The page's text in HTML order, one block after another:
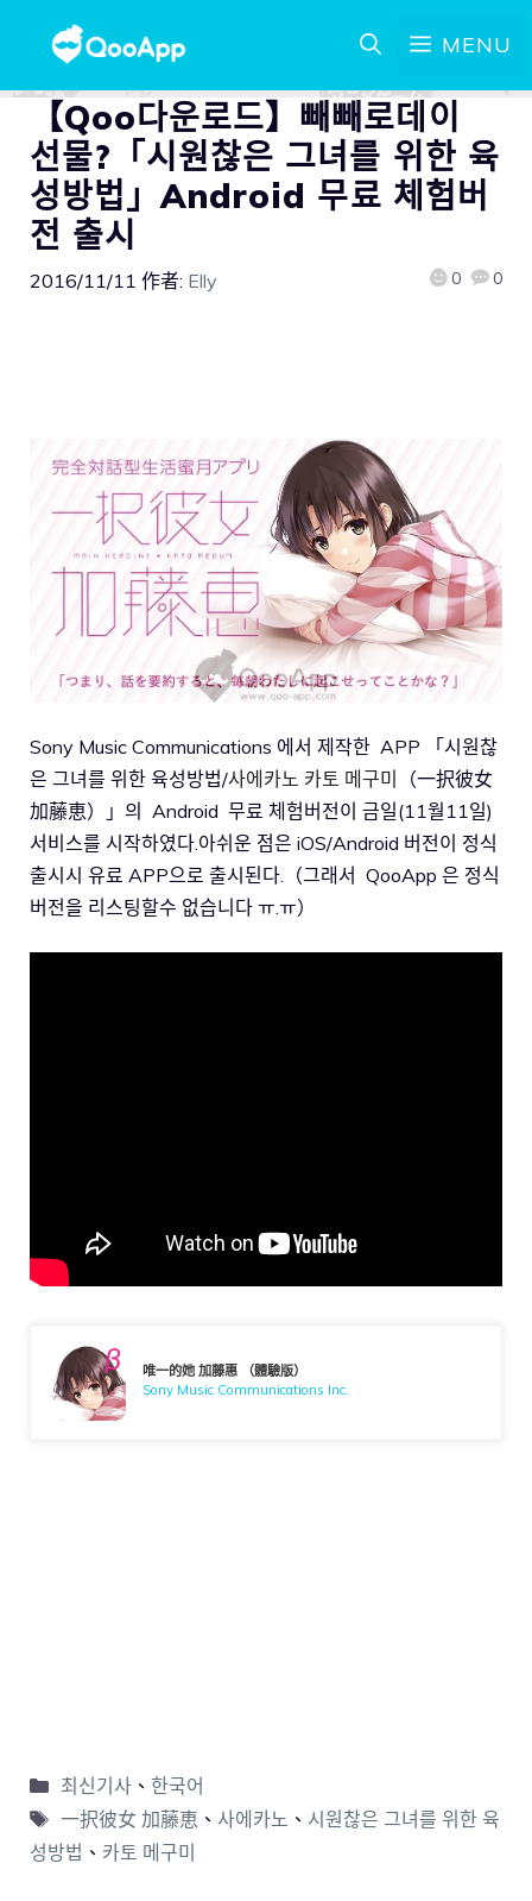
MENU
【Qoo다운로드】빼빼로데이
선물?「시원찮은 그녀를 위한 육
성방법」Android 무료 체험버
전 출시
2016/11/11 作者: Elly 0 0
Sony Music Communications 에서 제작한 APP 「시원찮
은 그녀를 위한 육성방법/사에카노 카토 메구미
（一択彼女
加藤恵）」의 Android 무료 체험버전이 금일(11월11일)
서비스를 시작하였다.아쉬운 점은 iOS/Android 버전이 정식
출시시 유료 APP으로 출시된다.（그래서 QooApp 은 정식
버전을 리스팅할수 없습니다 ㅠ.ㅠ）
唯一的她 加藤惠 （體驗版）
Sony Music Communications Inc.
최신기사、 한국어
一択彼女 加藤恵 、 사에카노 、 시원찮은 그녀를 위한 육
성방법 、 카토 메구미